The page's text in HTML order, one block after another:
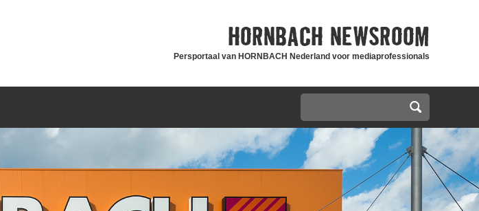
HORNBACH NEWSROOM
Persportaal van HORNBACH Nederland voor mediaprofessionals